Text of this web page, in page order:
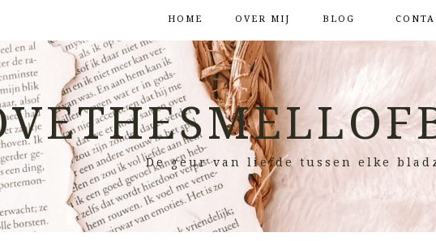
HOME OVER MIJ BLOG
De geur van liefde tussen elke